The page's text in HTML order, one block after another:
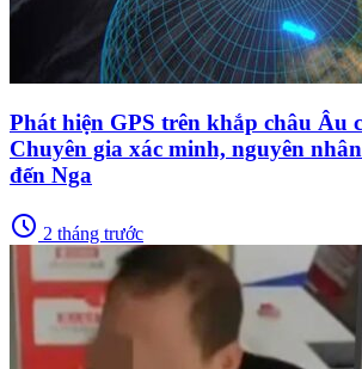
Phát hiện GPS trên khắp châu Âu
Chuyên gia xác minh, nguyên
đến Nga
schedule 2 tháng trước